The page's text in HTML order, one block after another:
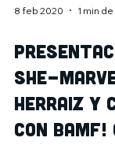
1 min
She-
Herraiz y